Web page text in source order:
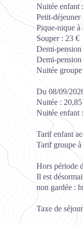
Nuitée enfant
Petit-déjeuner
Pique-nique à
Souper : 23 €
Demi-
Demi-
Nuitée
Du 08/09/
Nuitée :
Nuitée enfant
Tarif enfant
Tarif groupe à
Hors période
Il est
non gardée :
Taxe de